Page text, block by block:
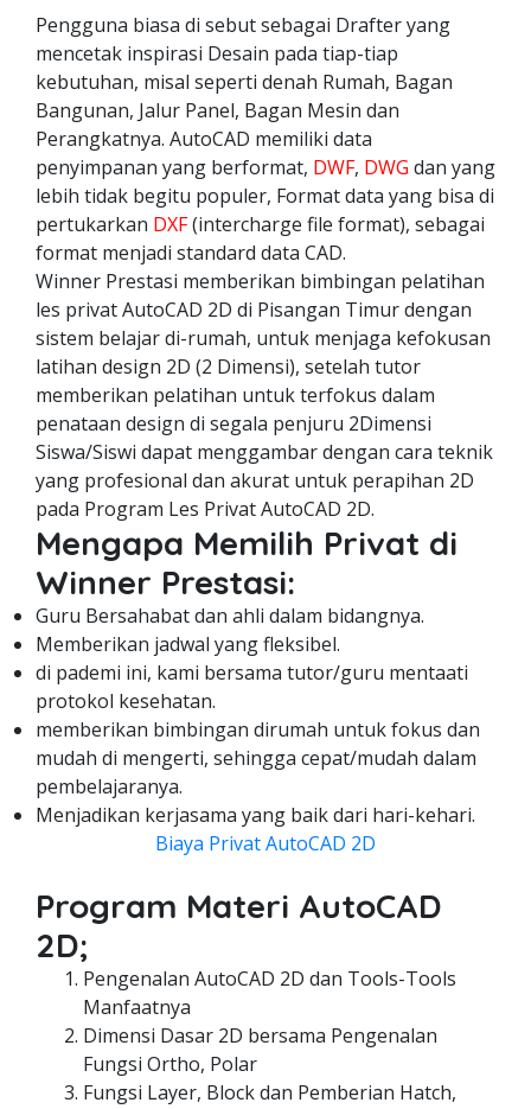
Pengguna biasa di sebut sebagai Drafter yang
mencetak inspirasi Desain pada tiap-tiap
kebutuhan, misal seperti denah Rumah, Bagan
Bangunan, Jalur Panel, Bagan Mesin dan
Perangkatnya. AutoCAD memiliki data
penyimpanan yang berformat, DWF, DWG dan yang
lebih tidak begitu populer, Format data yang bisa di
pertukarkan DXF(intercharge file format), sebagai
format menjadi standard data CAD.
Winner Prestasi memberikan bimbingan pelatihan
les privat AutoCAD 2D di Pisangan Timur dengan
sistem belajar di-rumah, untuk menjaga kefokusan
latihan design 2D (2 Dimensi), setelah tutor
memberikan pelatihan untuk terfokus dalam
penataan design di segala penjuru 2Dimensi
Siswa/Siswi dapat menggambar dengan cara teknik
yang profesional dan akurat untuk perapihan 2D
pada Program Les Privat AutoCAD 2D.
Mengapa Memilih Privat di
Winner Prestasi:
Guru Bersahabat dan ahli dalam bidangnya.
Memberikan jadwal yang fleksibel.
di pademi ini, kami bersama tutor/guru mentaati
protokol kesehatan.
memberikan bimbingan dirumah untuk fokus dan
mudah di mengerti, sehingga cepat/mudah dalam
pembelajaranya.
Menjadikan kerjasama yang baik dari hari-kehari.
Biaya Privat AutoCAD 2D
Program Materi AutoCAD
2D;
Pengenalan AutoCAD 2D dan Tools-Tools
Manfaatnya
Dimensi Dasar 2D bersama Pengenalan
Fungsi Ortho, Polar
Fungsi Layer, Block dan Pemberian Hatch,